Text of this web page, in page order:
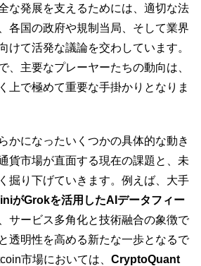
な発展を支えるためには、適切な法
各国の政府や規制当局、そして業界
けて活発な議論を交わしています。
、主要なプレーヤーたちの動向は、
上で極めて重要な手掛かりとなりま
かになったいくつかの具体的な動き
貨市場が直面する現在の課題と、未
掘り下げていきます。例えば、大手
がGrokを活用したAIデータフィー
サービス多角化と技術融合の象徴で
透明性を高める新たな一歩となるで
市場においては、 CryptoQuant